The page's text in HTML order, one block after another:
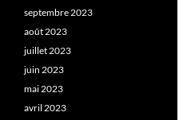
septembre 2023
août 2023
juillet 2023
juin 2023
mai 2023
avril 2023